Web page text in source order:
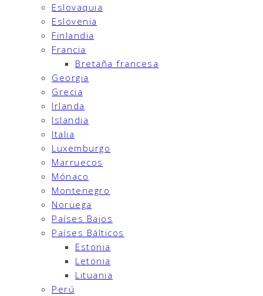
Eslovaquia
Eslovenia
Finlandia
Francia
Bretaña francesa
Georgia
Grecia
Irlanda
Islandia
Italia
Luxemburgo
Marruecos
Mónaco
Montenegro
Noruega
Países Bajos
Países Bálticos
Estonia
Letonia
Lituania
Perú